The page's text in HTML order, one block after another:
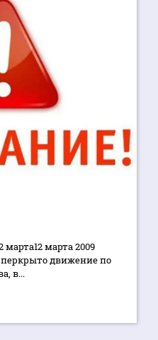
марта 2009
перкрыто движение по
в...